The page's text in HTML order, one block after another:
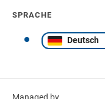
SPRACHE
Deutsch
Managed by